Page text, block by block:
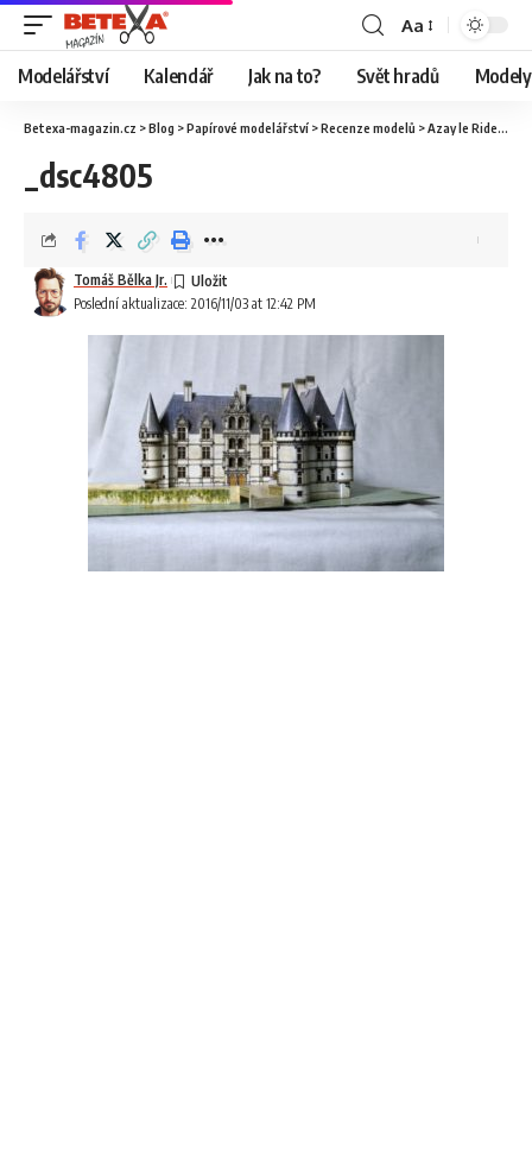
Aa
Modelářství Kalendář Jak na to? Svět hradů
Betexa-magazin.cz >Blog >Papírové modelářství >Recenze modelů >Azay le Rideau
_dsc4805
Poslední aktualizace: 2016/11/03 at 12:42 PM
Tomáš Bělka Jr.